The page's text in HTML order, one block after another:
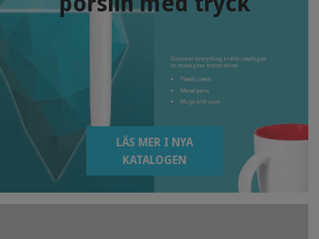
LÄS MER I NYA
KATALOGEN